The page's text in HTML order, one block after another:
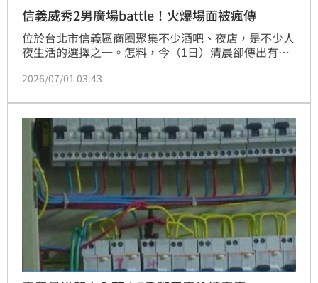
信義威秀2男廣場battle！火爆場面被瘋傳
位於台北市信義區商圈聚集不少酒吧、夜店，是不少人
夜生活的選擇之一。怎料，今（1日）清晨卻傳出有兩
信義威秀再度巧遇，竟直接在大庭廣眾之下大打出手，
擦挫傷情形，互提告訴，全案移請台北地檢署偵辦。
2026/07/01 03:43